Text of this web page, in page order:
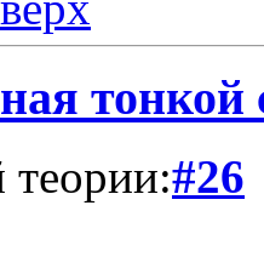
тонкой
#26